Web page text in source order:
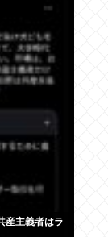
産主義者はラ